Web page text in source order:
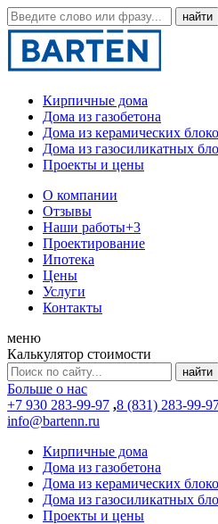
Кирпичные дома
Дома из газобетона
Дома из керамических
Дома из газосиликатных
Проекты и цены
О компании
Отзывы
Наши работы+3
Проектирование
Ипотека
Цены
Услуги
Контакты
меню
Калькулятор стоимости
Больше о нас
+7 930 283-99-97 ,8 (831) 283-99-
info@bartenn.ru
Кирпичные дома
Дома из газобетона
Дома из керамических
Дома из газосиликатных
Проекты и цены